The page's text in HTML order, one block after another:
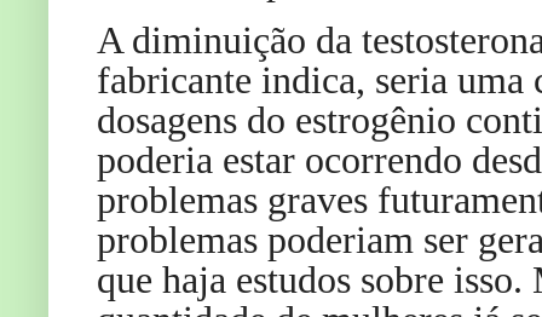
A diminuição da
fabricante indica, seria uma
dosagens do estrogênio
poderia estar ocorrendo
problemas graves
problemas poderiam ser
que haja estudos sobre